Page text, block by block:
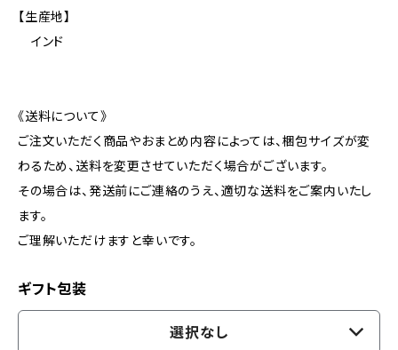
【生産地】
インド
《送料について》
ご注文いただく商品やおまとめ内容によっては、梱包サイズが変
わるため、送料を変更させていただく場合がございます。
その場合は、発送前にご連絡のうえ、適切な送料をご案内いたし
ます。
ご理解いただけますと幸いです。
ギフト包装
選択なし